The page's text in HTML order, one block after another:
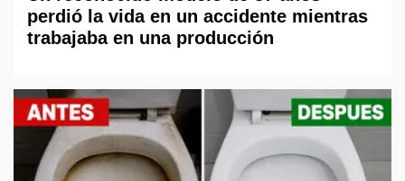
perdió la vida en un accidente mientras
trabajaba en una producción